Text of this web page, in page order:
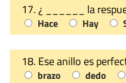
17. ¿ ______ la
Hace Hay
18. Ese anillo es
brazo dedo